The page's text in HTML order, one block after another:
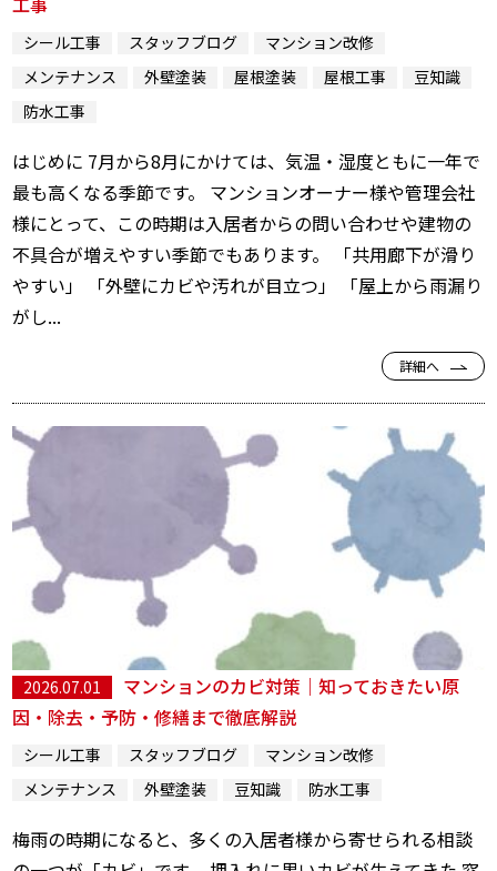
シール工事 スタッフブログ
マンション改修
メンテナンス
外壁塗装 屋根塗装 屋根工事
豆知識
防水工事
はじめに 7月から8月にかけては、気温・湿度ともに一年で
最も高くなる季節です。 マンションオーナー様や管理会社
様にとって、この時期は入居者からの問い合わせや建物の
不具合が増えやすい季節でもあります。 「共用廊下が滑り
やすい」 「外壁にカビや汚れが目立つ」 「屋上から雨漏り
がし...
詳細へ
2026.07.01
マンションのカビ対策｜知っておきたい原
因・除去・予防・修繕まで徹底解説
シール工事 スタッフブログ
マンション改修
メンテナンス
外壁塗装 豆知識 防水工事
梅雨の時期になると、多くの入居者様から寄せられる相談